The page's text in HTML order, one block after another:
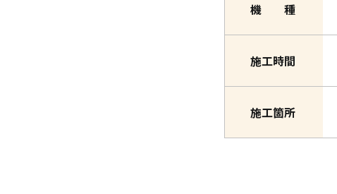
機 種
施工時間
施工箇所